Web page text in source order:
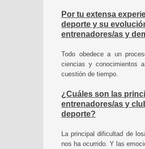
Por tu extensa
deporte y su
entrenadores/as y
Todo obedece a un
ciencias y conocimientos
cuestión de tiempo.
¿Cuáles son las
entrenadores/as y
deporte?
La principal dificultad de
nos ha ocurrido. Y las